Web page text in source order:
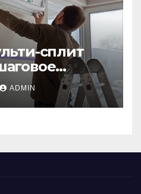
сплит
ADMIN